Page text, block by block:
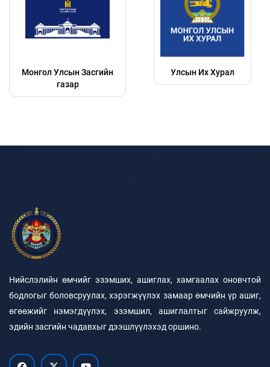
Монгол Улсын Засгийн
газар
Улсын Их Хурал
Нийслэлийн өмчийг эзэмших, ашиглах, хамгаалах оновчтой
бодлогыг боловсруулах, хэрэгжүүлэх замаар өмчийн үр ашиг,
өгөөжийг нэмэгдүүлэх, эзэмшил, ашиглалтыг сайжруулж,
эдийн засгийн чадавхыг дээшлүүлэхэд оршино.